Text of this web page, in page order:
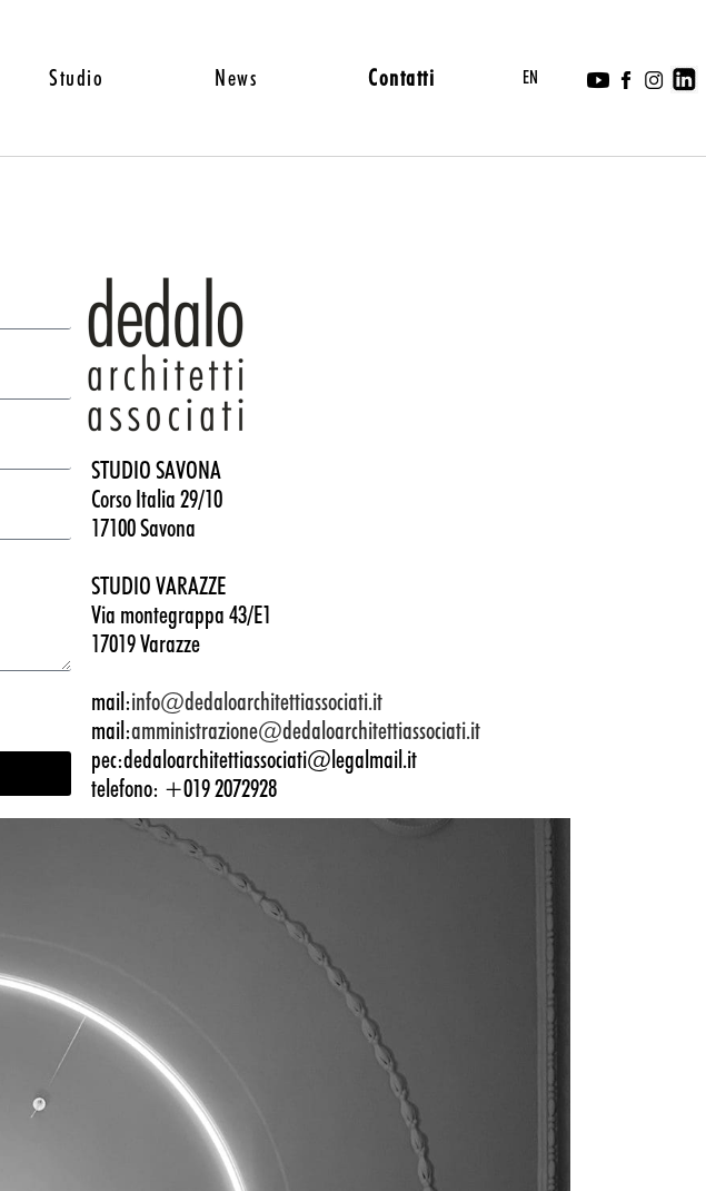
Studio News Contatti EN
STUDIO SAVONA
Corso Italia 29/10
17100 Savona
STUDIO VARAZZE
Via montegrappa 43/E1
17019 Varazze
mail:info@dedaloarchitettiassociati.it
mail:amministrazione@dedaloarchitettiassociati.it
pec:dedaloarchitettiassociati@legalmail.it
telefono: +019 2072928